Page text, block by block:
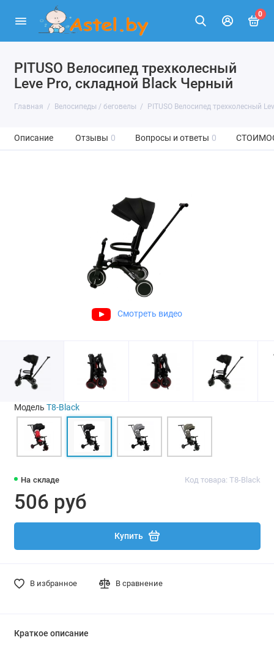
0
PITUSO Велосипед трехколесный
Leve Pro, складной Black Черный
Главная Велосипеды / беговелы PITUSO Велосипед трехколесный
Описание Отзывы 0 Вопросы и ответы 0
Смотреть видео
На складе Код товара: T8-Black
506 руб
Купить
В избранное В сравнение
Модель T8-Black
Краткое описание